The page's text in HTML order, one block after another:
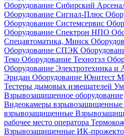
Оборудование Сибирский
Оборудование Сигнал-Плюс
Оборудование Системсервис
Оборудование Спектрон НПО
Спецавтоматика, Минск
Оборудование СПЭК
Теко Оборудование Технотэл
Оборудование Электротехника и
Эридан Оборудование Юнитест
Тестеры дымовых извещателей
Взрывозащищенное оборудование
Видеокамеры взрывозащищенные
взрывозащищенные
рабочее место оператора
Взрывозащищенные ИК-